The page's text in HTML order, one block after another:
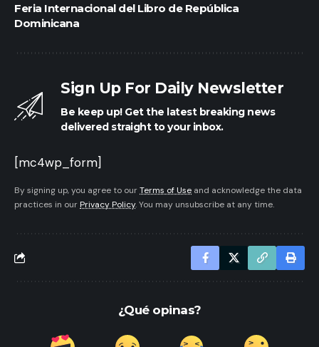
Feria Internacional del Libro de República
Dominicana
Sign Up For Daily Newsletter
Be keep up! Get the latest breaking news
delivered straight to your inbox.
[mc4wp_form]
By signing up, you agree to ourTerms of Use and acknowledge the data
practices in our Privacy Policy. You may unsubscribe at any time.
¿Qué opinas?